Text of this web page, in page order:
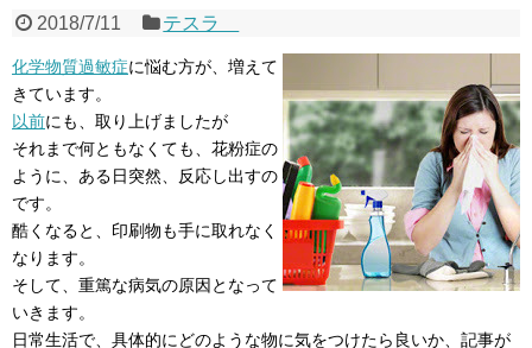
2018/7/11 テスラ
化学物質過敏症に悩む方が、増えて
きています。
以前にも、取り上げましたが
それまで何ともなくても、花粉症の
ように、ある日突然、反応し出すの
です。
酷くなると、印刷物も手に取れなく
なります。
そして、重篤な病気の原因となって
いきます。
日常生活で、具体的にどのような物に気をつけたら良いか、記事が